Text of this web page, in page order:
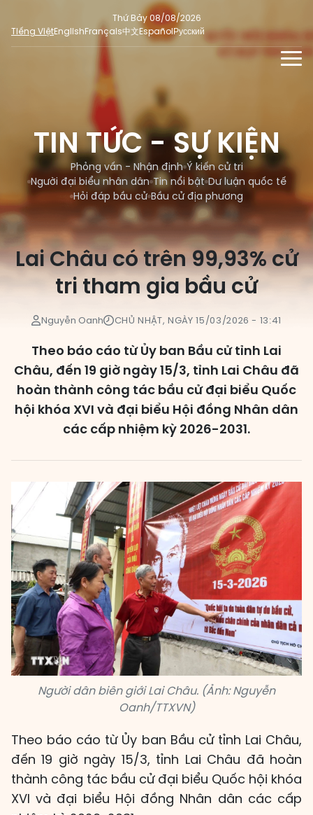
Thứ Bảy 08/08/2026
Tiếng ViệtEnglishFrançais中文EspañolРусский
TIN TỨC - SỰ KIỆN
Phỏng vấn - Nhận định
Ý kiến cử tri
Người đại biểu nhân dân
Tin nổi bật
Dư luận quốc tế
Hỏi đáp bầu cử
Bầu cử địa phương
ĐA PHƯƠNG TIỆN
Ảnh
E-magazine
Infographic
DÀNH CHO BÁO CHÍ
MẠNG XÃ HỘI
SỐ LIỆU BẦU CỬ
Cử tri tham gia bầu cử
Tổng số đại biểu quốc hội
HĐND cấp xã
HĐND cấp tỉnh, thành phố
TIN TỨC - SỰ KIỆN
Phỏng vấn - Nhận định Ý kiến cử tri
Người đại biểu nhân dân Tin nổi bật Dư luận quốc tế
Hỏi đáp bầu cử Bầu cử địa phương
Lai Châu có trên 99,93% cử
tri tham gia bầu cử
Nguyễn Oanh CHỦ NHẬT, NGÀY 15/03/2026 - 13:41
Theo báo cáo từ Ủy ban Bầu cử tỉnh Lai
Châu, đến 19 giờ ngày 15/3, tỉnh Lai Châu đã
hoàn thành công tác bầu cử đại biểu Quốc
hội khóa XVI và đại biểu Hội đồng Nhân dân
các cấp nhiệm kỳ 2026-2031.
Người dân biên giới Lai Châu. (Ảnh: Nguyễn
Oanh/TTXVN)
Theo báo cáo từ Ủy ban Bầu cử tỉnh Lai Châu,
đến 19 giờ ngày 15/3, tỉnh Lai Châu đã hoàn
thành công tác bầu cử đại biểu Quốc hội khóa
XVI và đại biểu Hội đồng Nhân dân các cấp